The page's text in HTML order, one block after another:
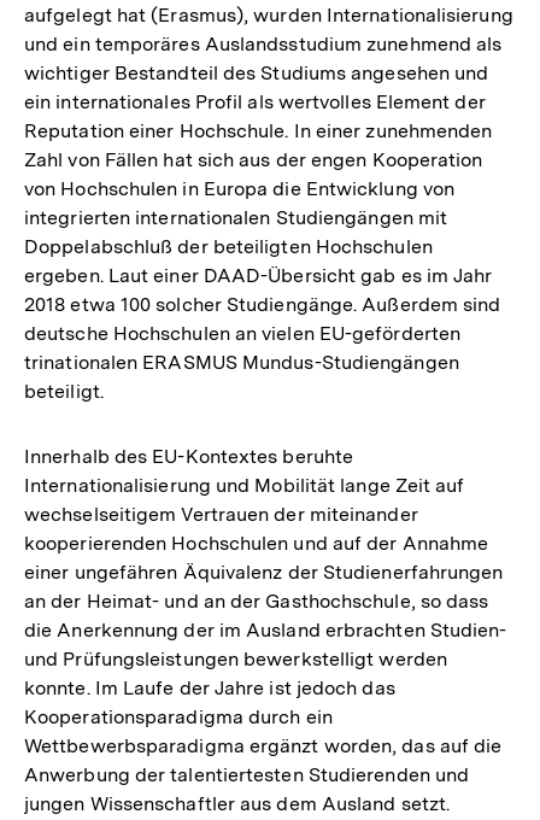
aufgelegt hat (Erasmus), wurden Internationalisierung
und ein temporäres Auslandsstudium zunehmend als
wichtiger Bestandteil des Studiums angesehen und
ein internationales Profil als wertvolles Element der
Reputation einer Hochschule. In einer zunehmenden
Zahl von Fällen hat sich aus der engen Kooperation
von Hochschulen in Europa die Entwicklung von
integrierten internationalen Studiengängen mit
Doppelabschluß der beteiligten Hochschulen
ergeben. Laut einer DAAD-Übersicht gab es im Jahr
2018 etwa 100 solcher Studiengänge. Außerdem sind
deutsche Hochschulen an vielen EU-geförderten
trinationalen ERASMUS Mundus-Studiengängen
beteiligt.
Innerhalb des EU-Kontextes beruhte
Internationalisierung und Mobilität lange Zeit auf
wechselseitigem Vertrauen der miteinander
kooperierenden Hochschulen und auf der Annahme
einer ungefähren Äquivalenz der Studienerfahrungen
an der Heimat- und an der Gasthochschule, so dass
die Anerkennung der im Ausland erbrachten Studien-
und Prüfungsleistungen bewerkstelligt werden
konnte. Im Laufe der Jahre ist jedoch das
Kooperationsparadigma durch ein
Wettbewerbsparadigma ergänzt worden, das auf die
Anwerbung der talentiertesten Studierenden und
jungen Wissenschaftler aus dem Ausland setzt.